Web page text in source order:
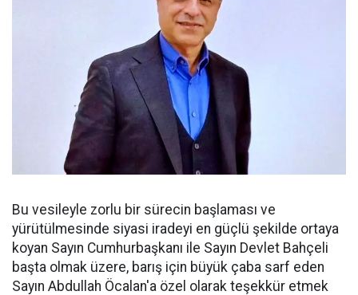
Bu vesileyle zorlu bir sürecin başlaması ve
yürütülmesinde siyasi iradeyi en güçlü şekilde ortaya
koyan Sayın Cumhurbaşkanı ile Sayın Devlet Bahçeli
başta olmak üzere, barış için büyük çaba sarf eden
Sayın Abdullah Öcalan'a özel olarak teşekkür etmek